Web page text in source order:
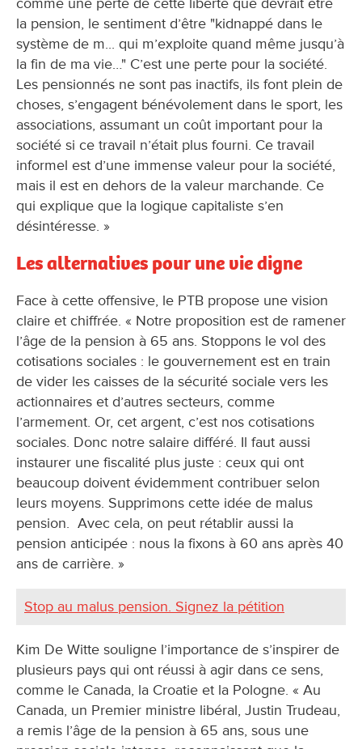
la pension, le sentiment d’être "kidnappé dans le
système de m... qui m’exploite quand même jusqu’à
la fin de ma vie…" C’est une perte pour la société.
Les pensionnés ne sont pas inactifs, ils font plein de
choses, s’engagent bénévolement dans le sport, les
associations, assumant un coût important pour la
société si ce travail n’était plus fourni. Ce travail
informel est d’une immense valeur pour la société,
mais il est en dehors de la valeur marchande. Ce
qui explique que la logique capitaliste s’en
désintéresse. »
Les alternatives pour une vie digne
Face à cette offensive, le PTB propose une vision
claire et chiffrée. « Notre proposition est de ramener
l’âge de la pension à 65 ans. Stoppons le vol des
cotisations sociales : le gouvernement est en train
de vider les caisses de la sécurité sociale vers les
actionnaires et d’autres secteurs, comme
l’armement. Or, cet argent, c’est nos cotisations
sociales. Donc notre salaire différé. Il faut aussi
instaurer une fiscalité plus juste : ceux qui ont
beaucoup doivent évidemment contribuer selon
leurs moyens. Supprimons cette idée de malus
pension. Avec cela, on peut rétablir aussi la
pension anticipée : nous la fixons à 60 ans après 40
ans de carrière. »
Stop au malus pension. Signez la pétition
Kim De Witte souligne l’importance de s’inspirer de
plusieurs pays qui ont réussi à agir dans ce sens,
comme le Canada, la Croatie et la Pologne. « Au
Canada, un Premier ministre libéral, Justin Trudeau,
a remis l’âge de la pension à 65 ans, sous une